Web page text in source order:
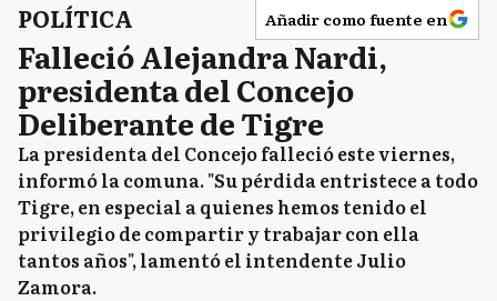
POLÍTICA Añadir como fuente en
Falleció Alejandra Nardi,
presidenta del Concejo
Deliberante de Tigre
La presidenta del Concejo falleció este viernes,
informó la comuna. "Su pérdida entristece a todo
Tigre, en especial a quienes hemos tenido el
privilegio de compartir y trabajar con ella
tantos años", lamentó el intendente Julio
Zamora.